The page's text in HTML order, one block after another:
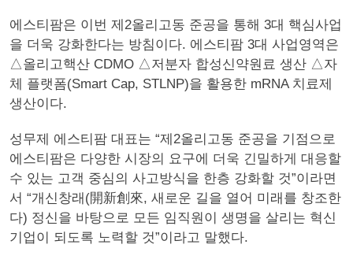
에스티팜은 이번 제2올리고동 준공을 통해 3대 핵심사업
을 더욱 강화한다는 방침이다. 에스티팜 3대 사업영역은
△올리고핵산 CDMO △저분자 합성신약원료 생산 △자
체 플랫폼(Smart Cap, STLNP)을 활용한 mRNA 치료제
생산이다.
성무제 에스티팜 대표는 “제2올리고동 준공을 기점으로
에스티팜은 다양한 시장의 요구에 더욱 긴밀하게 대응할
수 있는 고객 중심의 사고방식을 한층 강화할 것”이라면
서 “개신창래(開新創來, 새로운 길을 열어 미래를 창조한
다) 정신을 바탕으로 모든 임직원이 생명을 살리는 혁신
기업이 되도록 노력할 것”이라고 말했다.